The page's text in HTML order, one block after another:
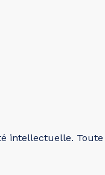
intellectuelle.